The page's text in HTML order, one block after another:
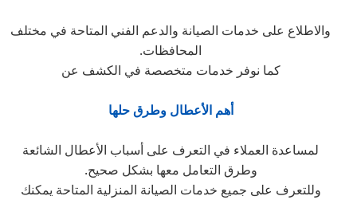
والاطلاع على خدمات الصيانة والدعم الفني المتاحة في مختلف
المحافظات.
كما نوفر خدمات متخصصة في الكشف عن
أهم الأعطال وطرق حلها
لمساعدة العملاء في التعرف على أسباب الأعطال الشائعة
وطرق التعامل معها بشكل صحيح.
وللتعرف على جميع خدمات الصيانة المنزلية المتاحة يمكنك